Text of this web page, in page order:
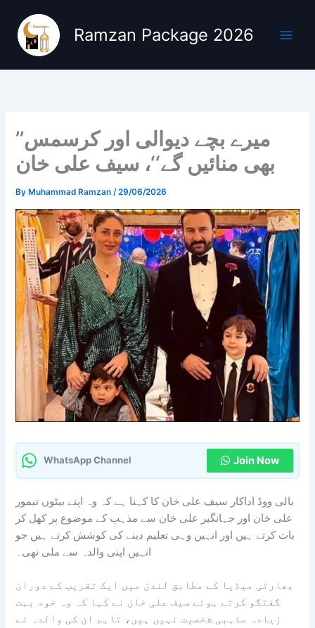
content
Ramzan Package 2026
’’میرے بچے دیوالی اور کرسمس
بھی منائیں گے‘‘، سیف علی خان
By Muhammad Ramzan/29/06/2026
WhatsApp Channel Join Now
بالی ووڈ اداکار سیف علی خان کا کہنا ہے کہ وہ اپنے بیٹوں تیمور
علی خان اور جہانگیر علی خان سے مذہب کے موضوع پر کھل کر
بات کرتے ہیں اور انہیں وہی تعلیم دینے کی کوشش کرتے ہیں جو
انہیں اپنی والدہ سے ملی تھی۔
بھارتی میڈیا کے مطابق لندن میں ایک تقریب کے دوران
گفتگو کرتے ہوئے سیف علی خان نے کہا کہ وہ خود بہت
زیادہ مذہبی شخصیت نہیں ہیں، تاہم ان کی والدہ نے